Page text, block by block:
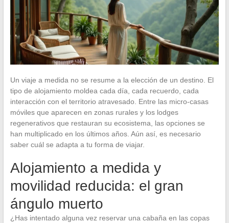
Un viaje a medida no se resume a la elección de un destino. El
tipo de alojamiento moldea cada día, cada recuerdo, cada
interacción con el territorio atravesado. Entre las micro-casas
móviles que aparecen en zonas rurales y los lodges
regenerativos que restauran su ecosistema, las opciones se
han multiplicado en los últimos años. Aún así, es necesario
saber cuál se adapta a tu forma de viajar.
Alojamiento a medida y
movilidad reducida: el gran
ángulo muerto
¿Has intentado alguna vez reservar una cabaña en las copas